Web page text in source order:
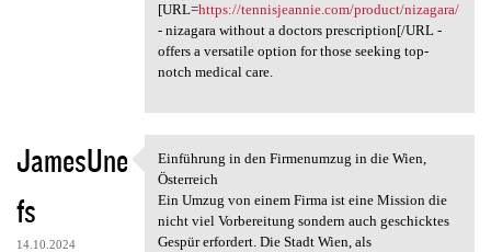
[URL=https://tennisjeannie.com/product/nizagara/
- nizagara without a doctors prescription[/URL -
offers a versatile option for those seeking top-
notch medical care.
JamesUne
fs
14.10.2024
Einführung in den Firmenumzug
Einführung in den Firmenumzug in die Wien,
Österreich
Ein Umzug von einem Firma ist eine Mission die
nicht viel Vorbereitung sondern auch geschicktes
Gespür erfordert. Die Stadt Wien, als